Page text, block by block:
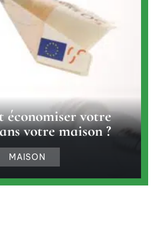
économiser votre
votre maison ?
MAISON